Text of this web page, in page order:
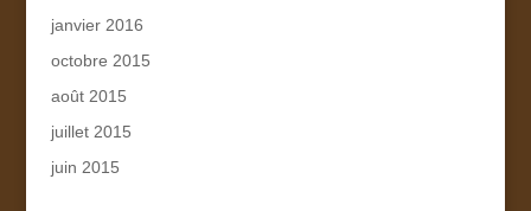
janvier 2016
octobre 2015
août 2015
juillet 2015
juin 2015